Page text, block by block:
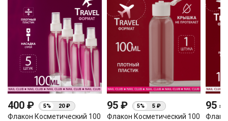
400 ₽ 5% 20 ₽
Флакон Косметический 100
95 ₽ 5% 5 ₽
Флакон Косметический 100
95